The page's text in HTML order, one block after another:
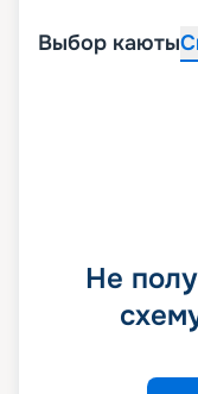
Выбор каюты
Не